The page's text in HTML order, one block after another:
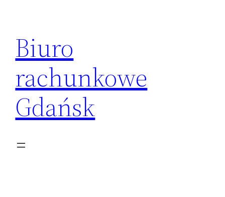
treści
Biuro
rachunkowe
Gdańsk